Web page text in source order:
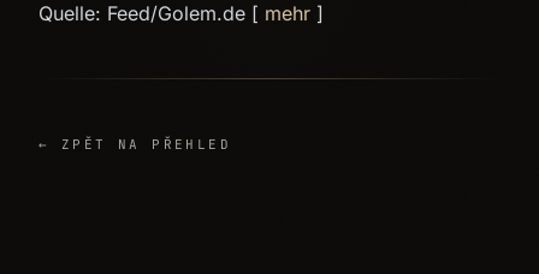
Quelle: Feed/Golem.de [ mehr ]
← ZPĚT NA PŘEHLED